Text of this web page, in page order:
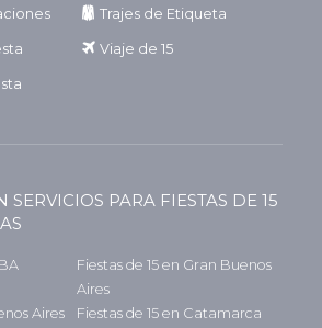
Trajes de Etiqueta
Viaje de 15
SERVICIOS PARA FIESTAS DE 15
Fiestas de 15 en Gran Buenos
Aires
Aires
Fiestas de 15 en Catamarca